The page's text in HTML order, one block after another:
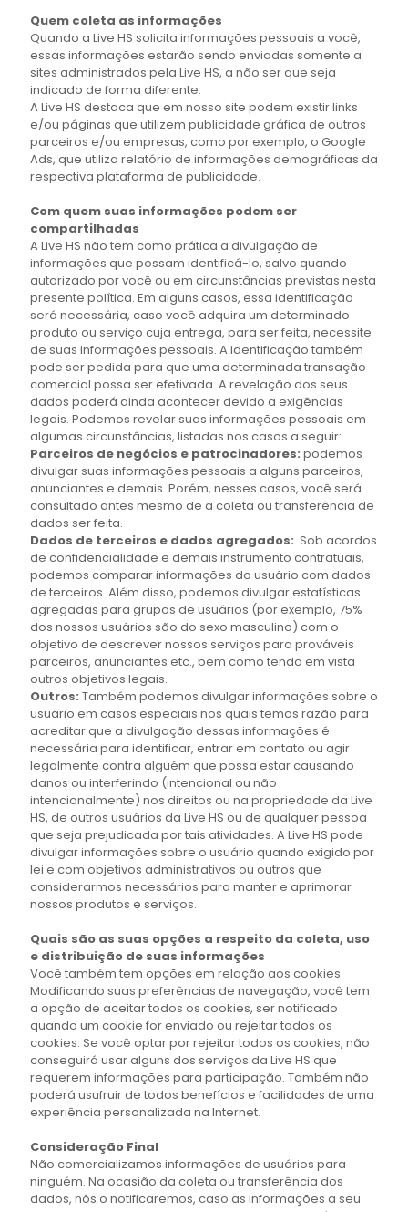
Quem coleta as informações
Quando a Live HS solicita informações pessoais a você,
essas informações estarão sendo enviadas somente a
sites administrados pela Live HS, a não ser que seja
indicado de forma diferente.
A Live HS destaca que em nosso site podem existir links
e/ou páginas que utilizem publicidade gráfica de outros
parceiros e/ou empresas, como por exemplo, o Google
Ads, que utiliza relatório de informações demográficas da
respectiva plataforma de publicidade.
Com quem suas informações podem ser
compartilhadas
A Live HS não tem como prática a divulgação de
informações que possam identificá-lo, salvo quando
autorizado por você ou em circunstâncias previstas nesta
presente política. Em alguns casos, essa identificação
será necessária, caso você adquira um determinado
produto ou serviço cuja entrega, para ser feita, necessite
de suas informações pessoais. A identificação também
pode ser pedida para que uma determinada transação
comercial possa ser efetivada. A revelação dos seus
dados poderá ainda acontecer devido a exigências
legais. Podemos revelar suas informações pessoais em
algumas circunstâncias, listadas nos casos a seguir:
Parceiros de negócios e patrocinadores: podemos
divulgar suas informações pessoais a alguns parceiros,
anunciantes e demais. Porém, nesses casos, você será
consultado antes mesmo de a coleta ou transferência de
dados ser feita.
Dados de terceiros e dados agregados: Sob acordos
de confidencialidade e demais instrumento contratuais,
podemos comparar informações do usuário com dados
de terceiros. Além disso, podemos divulgar estatísticas
agregadas para grupos de usuários (por exemplo, 75%
dos nossos usuários são do sexo masculino) com o
objetivo de descrever nossos serviços para prováveis
parceiros, anunciantes etc., bem como tendo em vista
outros objetivos legais.
Outros: Também podemos divulgar informações sobre o
usuário em casos especiais nos quais temos razão para
acreditar que a divulgação dessas informações é
necessária para identificar, entrar em contato ou agir
legalmente contra alguém que possa estar causando
danos ou interferindo (intencional ou não
intencionalmente) nos direitos ou na propriedade da Live
HS, de outros usuários da Live HS ou de qualquer pessoa
que seja prejudicada por tais atividades. A Live HS pode
divulgar informações sobre o usuário quando exigido por
lei e com objetivos administrativos ou outros que
considerarmos necessários para manter e aprimorar
nossos produtos e serviços.
Quais são as suas opções a respeito da coleta, uso
e distribuição de suas informações
Você também tem opções em relação aos cookies.
Modificando suas preferências de navegação, você tem
a opção de aceitar todos os cookies, ser notificado
quando um cookie for enviado ou rejeitar todos os
cookies. Se você optar por rejeitar todos os cookies, não
conseguirá usar alguns dos serviços da Live HS que
requerem informações para participação. Também não
poderá usufruir de todos benefícios e facilidades de uma
experiência personalizada na Internet.
Consideração Final
Não comercializamos informações de usuários para
ninguém. Na ocasião da coleta ou transferência dos
dados, nós o notificaremos, caso as informações a seu